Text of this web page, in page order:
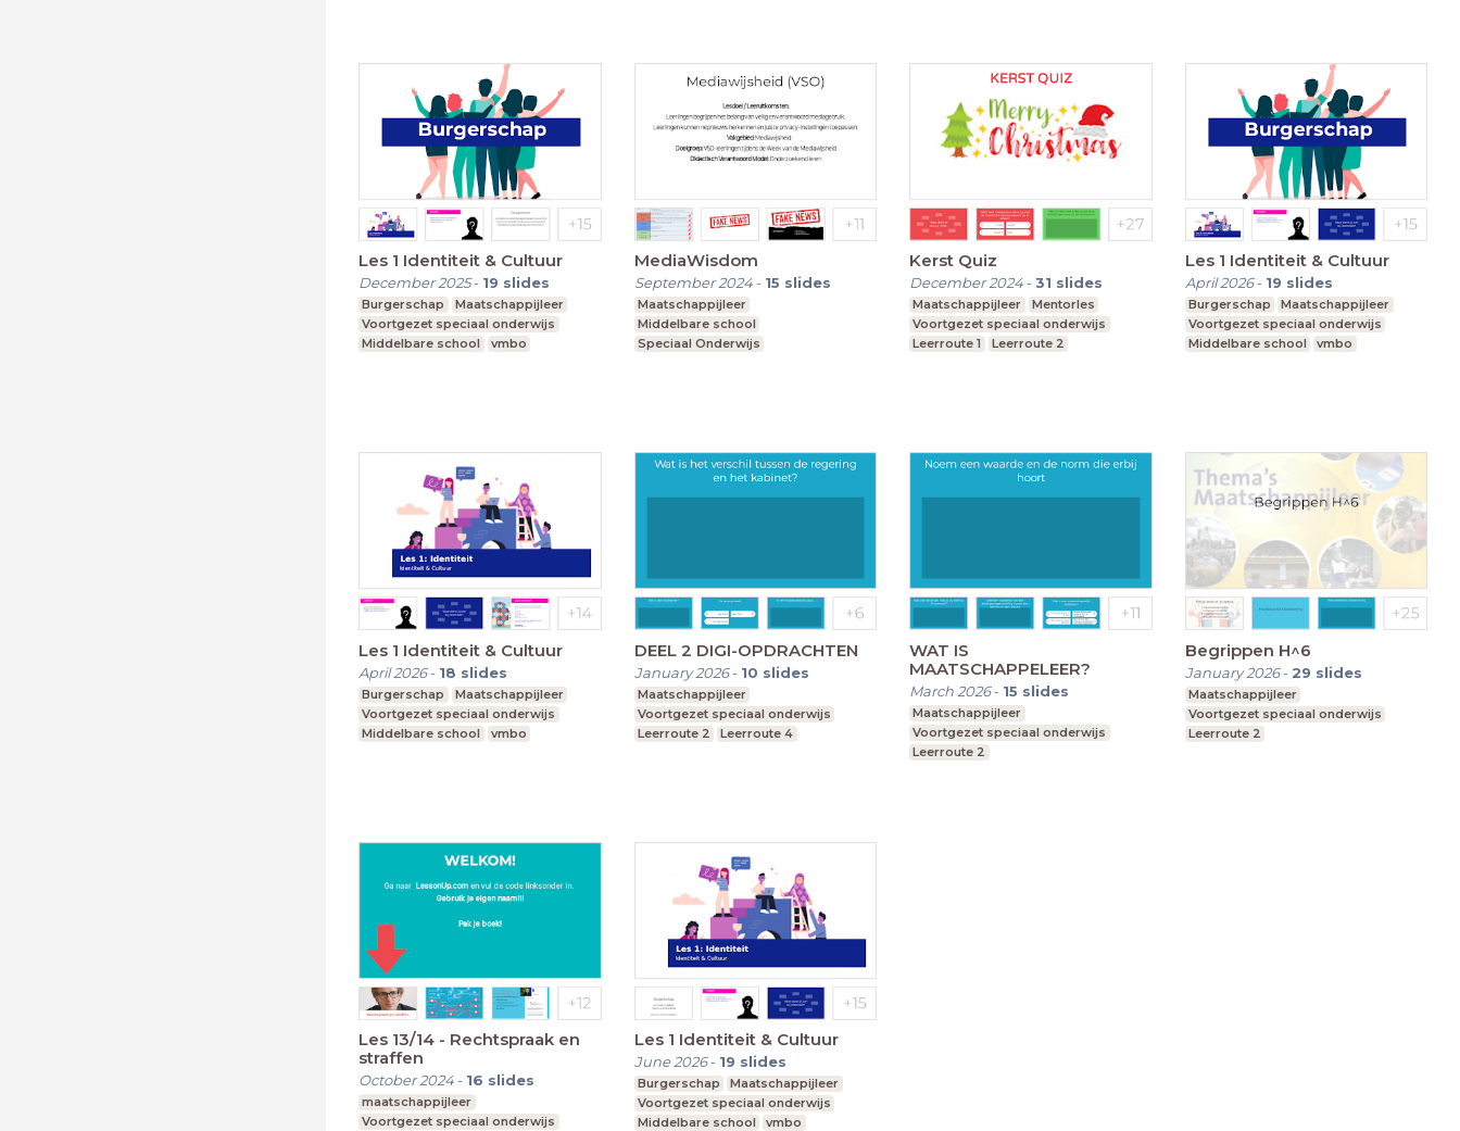
Les 1 Identiteit & Cultuur
December 2025- 19 slides
Burgerschap
Maatschappijleer
Voortgezet speciaal onderwijs
Middelbare school
vmbo
MediaWisdom
September 2024- 15 slides
Maatschappijleer
Middelbare school
Speciaal Onderwijs
Kerst Quiz
December 2024-31 slides
Maatschappijleer
Mentorles
Voortgezet speciaal onderwijs
Leerroute 1
Leerroute 2
Les 1 Identiteit & Cultuur
April 2026- 19 slides
Burgerschap
Maatschappijleer
Voortgezet speciaal onderwijs
Middelbare school
vmbo
Les 1 Identiteit & Cultuur
April 2026- 18 slides
Burgerschap
Maatschappijleer
Voortgezet speciaal onderwijs
Middelbare school
vmbo
DEEL 2 DIGI-OPDRACHTEN
January 2026- 10 slides
Maatschappijleer
Voortgezet speciaal onderwijs
Leerroute 2
Leerroute 4
WAT IS
MAATSCHAPPELEER?
March 2026- 15 slides
Maatschappijleer
Voortgezet speciaal onderwijs
Leerroute 2
Begrippen H^6
January 2026- 29 slides
Maatschappijleer
Voortgezet speciaal onderwijs
Leerroute 2
Les 13/14 - Rechtspraak en
straffen
October 2024- 16 slides
maatschappijleer
Voortgezet speciaal onderwijs
Les 1 Identiteit & Cultuur
June 2026- 19 slides
Burgerschap
Maatschappijleer
Voortgezet speciaal onderwijs
Middelbare school
vmbo